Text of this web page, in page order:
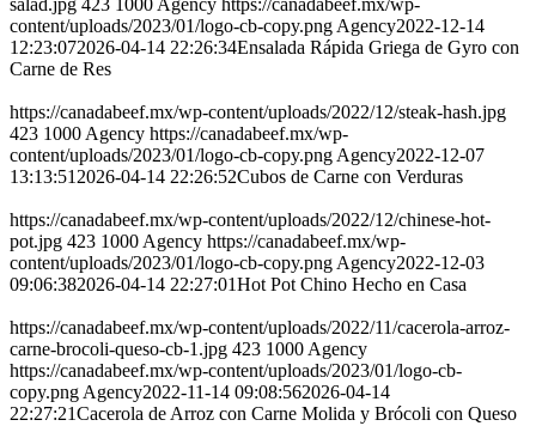
salad.jpg 423 1000 Agency https://canadabeef.mx/wp-
content/uploads/2023/01/logo-cb-copy.png Agency2022-12-14
12:23:072026-04-14 22:26:34Ensalada Rápida Griega de Gyro con
Carne de Res
https://canadabeef.mx/wp-content/uploads/2022/12/steak-hash.jpg
423 1000 Agency https://canadabeef.mx/wp-
content/uploads/2023/01/logo-cb-copy.png Agency2022-12-07
13:13:51 2026-04-14 22:26:52Cubos de Carne con Verduras
https://canadabeef.mx/wp-content/uploads/2022/12/chinese-hot-
pot.jpg 423 1000 Agency https://canadabeef.mx/wp-
content/uploads/2023/01/logo-cb-copy.png Agency2022-12-03
09:06:382026-04-14 22:27:01Hot Pot Chino Hecho en Casa
https://canadabeef.mx/wp-content/uploads/2022/11/cacerola-arroz-
carne-brocoli-queso-cb-1.jpg 423 1000 Agency
https://canadabeef.mx/wp-content/uploads/2023/01/logo-cb-
copy.png Agency2022-11-14 09:08:562026-04-14
22:27:21Cacerola de Arroz con Carne Molida y Brócoli con Queso